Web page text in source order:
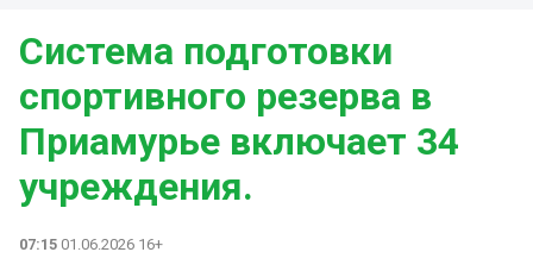
Система подготовки
спортивного резерва в
Приамурье включает 34
учреждения.
07:15 01.06.2026 16+